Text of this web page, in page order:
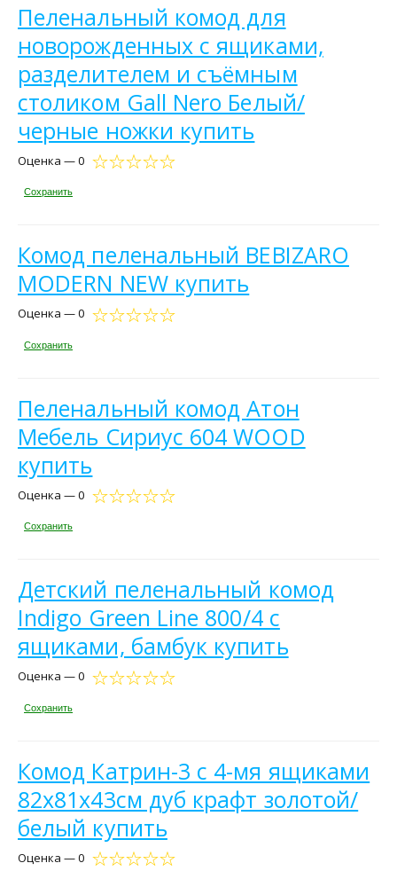
Пеленальный комод для
новорожденных с ящиками,
разделителем и съёмным
столиком Gall Nero Белый/
черные ножки купить
Оценка — 0
Сохранить
Комод пеленальный BEBIZARO
MODERN NEW купить
Оценка — 0
Сохранить
Пеленальный комод Атон
Мебель Сириус 604 WOOD
купить
Оценка — 0
Сохранить
Детский пеленальный комод
Indigo Green Line 800/4 с
ящиками, бамбук купить
Оценка — 0
Сохранить
Комод Катрин-3 с 4-мя ящиками
82х81х43см дуб крафт золотой/
белый купить
Оценка — 0